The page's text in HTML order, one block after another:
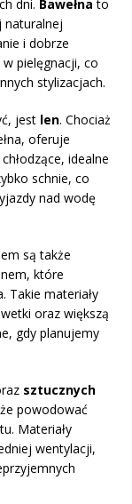
dni. Bawełna to
naturalnej
i dobrze
w pielęgnacji, co
stylizacjach.
jest len. Chociaż
oferuje
idealne
schnie, co
nad wodę
są także
które
Takie materiały
oraz większą
gdy planujemy
sztucznych
powodować
Materiały
wentylacji,